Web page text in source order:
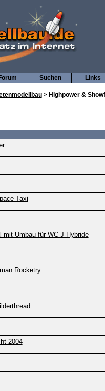
Links
Suchen
> Highpower &
Taxi
mit Umbau für WC J-Hybride
Rocketry
2004